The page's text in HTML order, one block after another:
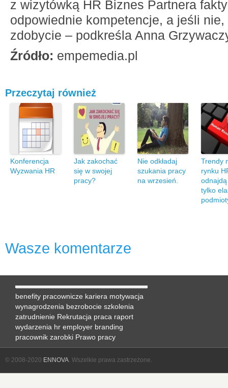
z wizytówką HR Biznes Partnera
odpowiednie kompetencje, a jeśli nie,
zdobycie – podkreśla Anna
Źródło: empemedia.pl
Przeczytaj również
Konferencja
Wyzwania HR
Jak zakochać
się w swojej
pracy?
Nie odkładaj
szukania pracy
na wrzesień.
Trendy
rynku
tylko
Wasze komentarze
benefity pracownicze kariera motywacja
wynagrodzenia bezrobocie szkolenia
zatrudnienie Rekrutacja praca raport
wydarzenia hr employer branding
pracownik zarobki Prawo pracy
© 2008-2020 ENNOVA. Wszelkie prawa zastrzeżone.